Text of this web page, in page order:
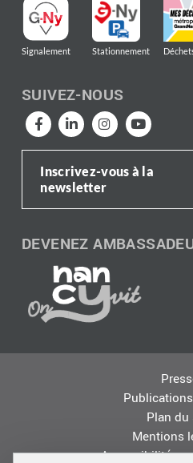
Signalement Stationnement
SUIVEZ-NOUS
Inscrivez-vous à la
newsletter
DEVENEZ
Plan du
Mentions
Accessibilité :